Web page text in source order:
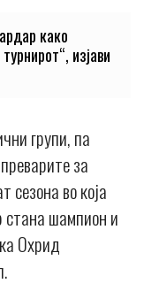
како
изјави
групи, па
за
сезона во која
стана шампион и
Охрид